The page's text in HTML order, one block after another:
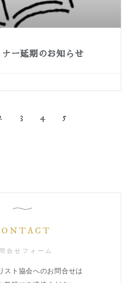
ー延期のお知らせ
3 4 5
合せフォーム
スト協会へのお問合せは